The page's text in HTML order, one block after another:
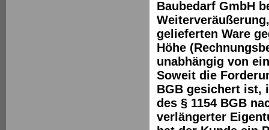
Baubedarf GmbH
gelieferten Ware
Höhe
unabhängig von
Soweit die
BGB gesichert ist,
des § 1154 BGB
verlängerter